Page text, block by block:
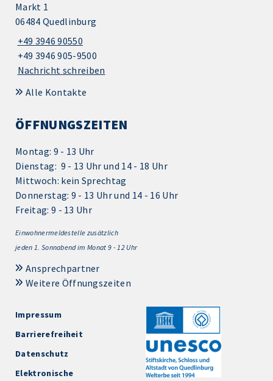
Markt 1
06484 Quedlinburg
+49 3946 90550
+49 3946 905-9500
Nachricht schreiben
Alle Kontakte
ÖFFNUNGSZEITEN
Montag: 9 - 13 Uhr
Dienstag: 9 - 13 Uhr und 14 - 18 Uhr
Mittwoch: kein Sprechtag
Donnerstag: 9 - 13 Uhr und 14 - 16 Uhr
Freitag: 9 - 13 Uhr
Einwohnermeldestelle zusätzlich
jeden 1. Sonnabend im Monat 9 - 12 Uhr
Ansprechpartner
Weitere Öffnungszeiten
Impressum
Barrierefreiheit
Datenschutz
Elektronische